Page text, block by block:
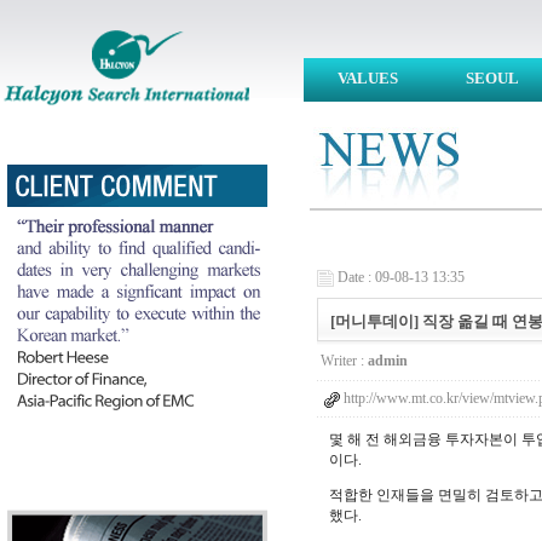
VALUES SEOUL
Date : 09-08-13 13:35
[머니투데이] 직장 옮길 때 연
Writer : admin
http://www.mt.co.kr/view/
몇 해 전 해외금융 투자자본이
이다.
적합한 인재들을 면밀히 검토하
했다.